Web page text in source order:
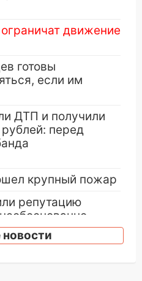
движение
готовы
если им
ДТП и получили
перед
крупный пожар
репутацию
обращении с